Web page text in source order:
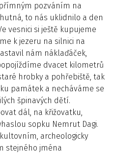
pozváním na
to nás uklidnilo a den
vesnici si ještě kupujeme
k jezeru na silnici na
nám náklaďáček,
dvacet kilometrů
hrobky a pohřebiště, tak
památek a necháváme se
špinavých dětí.
dál, na křižovatku,
sopku Nemrut Dagi.
archeologicky
stejného jména